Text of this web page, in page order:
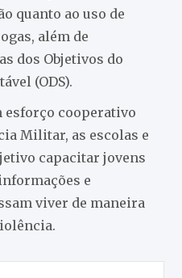
quanto ao uso de
além de
dos Objetivos do
(ODS).
esforço cooperativo
Militar, as escolas e
capacitar jovens
e
viver de maneira